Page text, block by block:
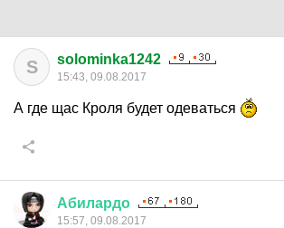
S solominka1242
15:43, 09.08.2017
А где щас Кроля будет одеваться
Абилардо
15:57, 09.08.2017